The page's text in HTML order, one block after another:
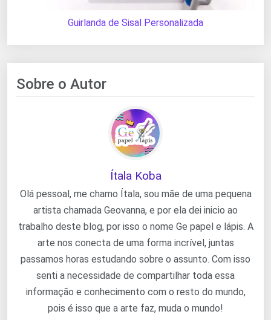
Guirlanda de Sisal Personalizada
Sobre o Autor
Ítala Koba
Olá pessoal, me chamo Ítala, sou mãe de uma pequena
artista chamada Geovanna, e por ela dei inicio ao
trabalho deste blog, por isso o nome Ge papel e lápis. A
arte nos conecta de uma forma incrível, juntas
passamos horas estudando sobre o assunto. Com isso
senti a necessidade de compartilhar toda essa
informação e conhecimento com o resto do mundo,
pois é isso que a arte faz, muda o mundo!